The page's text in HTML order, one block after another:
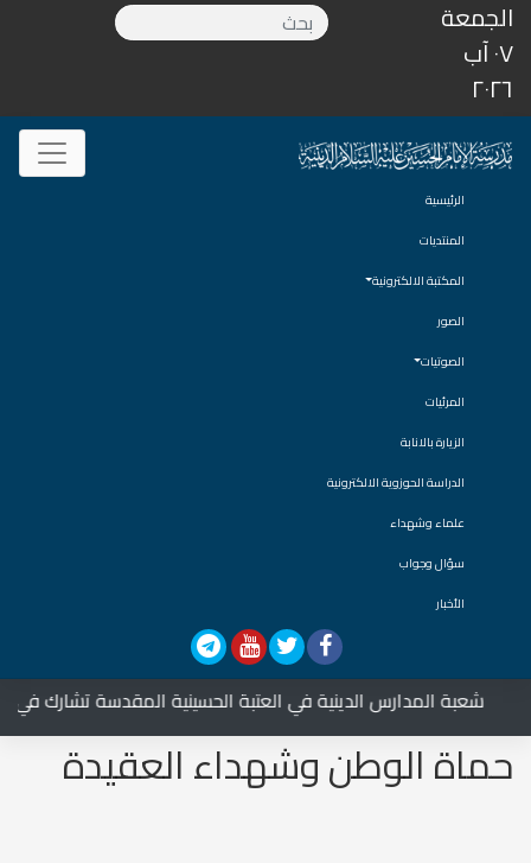
الجمعة
٠٧ آب
٢٠٢٦
الرئيسية
المنتديات
المكتبة الالكترونية
الصور
الصوتيات
المرئيات
الزيارة بالانابة
الدراسة الحوزوية الالكترونية
علماء وشهداء
سؤال وجواب
الأخبار
الدينية في العتبة الحسينية المقدسة تشارك في العزاء على
حماة الوطن وشهداء العقيدة